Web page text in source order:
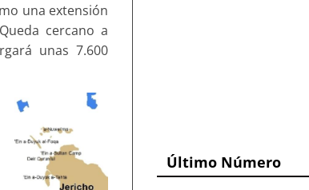
una extensión
cercano a
unas 7.600
Último Número